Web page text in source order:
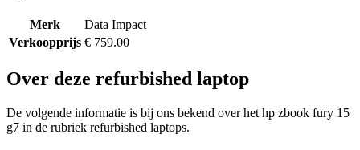
Merk
Data Impact
Verkoopprijs € 759.00
Over deze refurbished laptop
De volgende informatie is bij ons bekend over het hp zbook fury 15
g7 in de rubriek refurbished laptops.